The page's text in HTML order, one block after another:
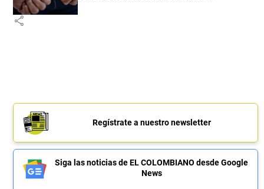
share
Regístrate a nuestro newsletter
Siga las noticias de EL COLOMBIANO desde Google
News